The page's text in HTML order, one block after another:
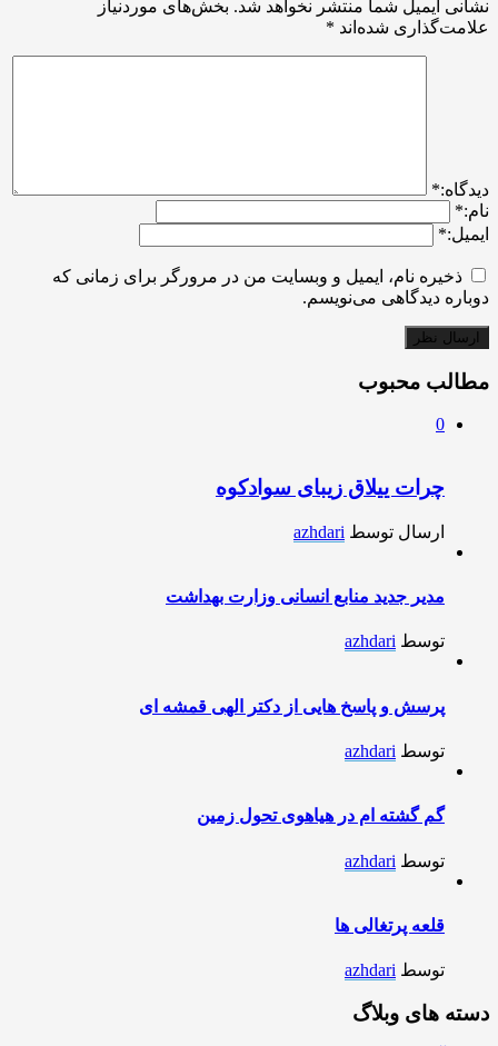
نشانی ایمیل شما منتشر نخواهد شد. بخش‌های موردنیاز
علامت‌گذاری شده‌اند *
ديدگاه:*
نام:*
ایمیل:*
ذخیره نام، ایمیل و وبسایت من در مرورگر برای زمانی که
دوباره دیدگاهی می‌نویسم.
مطالب محبوب
0
چرات ییلاق زیبای سوادکوه
ارسال توسط azhdari
مدیر جدید منابع انسانی وزارت بهداشت
توسط azhdari
پرسش و پاسخ هایی از دکتر الهی قمشه ای
توسط azhdari
گم گشته ام در هیاهوی تحول زمین
توسط azhdari
قلعه پرتغالی ها
توسط azhdari
دسته های وبلاگ